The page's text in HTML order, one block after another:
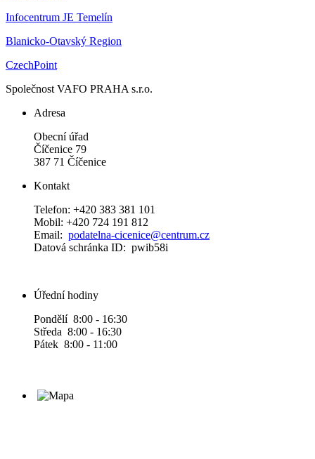
Infocentrum JE Temelín
Blanicko-Otavský Region
CzechPoint
Společnost VAFO PRAHA s.r.o.
Adresa
Obecní úřad
Číčenice 79
387 71 Číčenice
Kontakt
Telefon: +420 383 381 101
Mobil: +420 724 191 812
Email: podatelna-cicenice@centrum.cz
Datová schránka ID: pwib58i
Úřední hodiny
Pondělí 8:00 - 16:30
Středa 8:00 - 16:30
Pátek 8:00 - 11:00